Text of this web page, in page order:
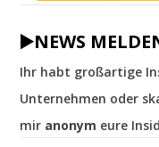
▶️NEWS
Ihr habt großartige
Unternehmen oder
mir anonym eure